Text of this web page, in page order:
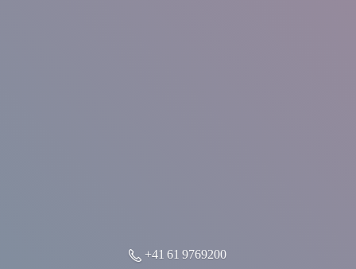
+41 61 9769200